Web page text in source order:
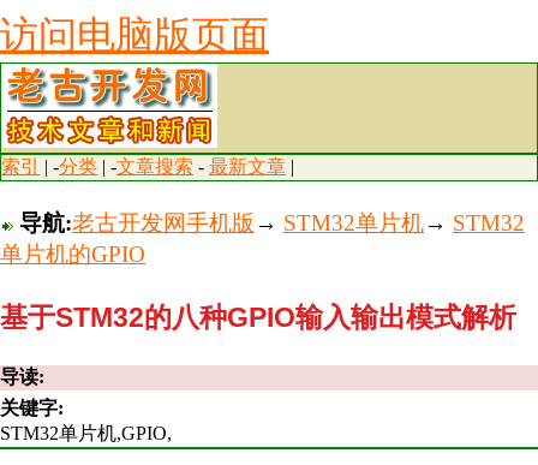
访问电脑版页面
索引 | -分类 | -文章搜索 - 最新文章 |
导航:老古开发网手机版 → STM32单片机→ STM32
单片机的GPIO
基于STM32的八种GPIO输入输出模式解析
导读:
关键字:
STM32单片机,GPIO,